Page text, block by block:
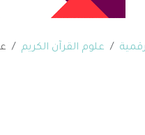
علوم القرآن الكريم